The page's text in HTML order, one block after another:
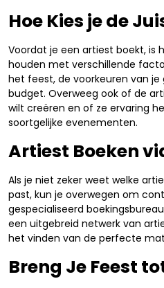
Hoe Kies je de
Voordat je een artiest boekt, is
houden met verschillende
het feest, de voorkeuren van
budget. Overweeg ook of de
wilt creëren en of ze ervaring
soortgelijke evenementen.
Artiest Boeken
Als je niet zeker weet welke
past, kun je overwegen om
gespecialiseerd
een uitgebreid netwerk van
het vinden van de perfecte
Breng Je Feest